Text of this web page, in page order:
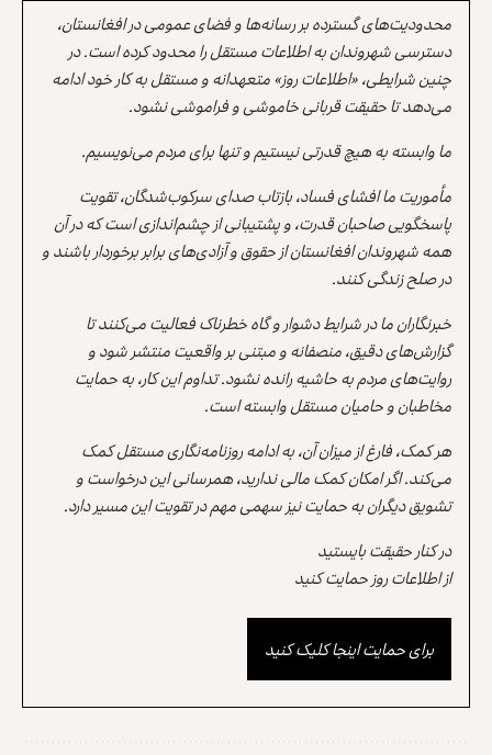
محدودیت‌های گسترده بر رسانه‌ها و فضای عمومی در افغانستان،
دسترسی شهروندان به اطلاعات مستقل را محدود کرده است. در
چنین شرایطی، «اطلاعات روز» متعهدانه و مستقل به کار خود ادامه
می‌دهد تا حقیقت قربانی خاموشی و فراموشی نشود.
ما وابسته به هیچ قدرتی نیستیم و تنها برای مردم می‌نویسیم.
مأموریت ما افشای فساد، بازتاب صدای سرکوب‌شدگان، تقویت
پاسخگویی صاحبان قدرت، و پشتیبانی از چشم‌اندازی است که در آن
همه شهروندان افغانستان از حقوق و آزادی‌های برابر برخوردار باشند و
در صلح زندگی کنند.
خبرنگاران ما در شرایط دشوار و گاه خطرناک فعالیت می‌کنند تا
گزارش‌های دقیق، منصفانه و مبتنی بر واقعیت منتشر شود و
روایت‌های مردم به حاشیه رانده نشود. تداوم این کار، به حمایت
مخاطبان و حامیان مستقل وابسته است.
هر کمک، فارغ از میزان آن، به ادامه روزنامه‌نگاری مستقل کمک
می‌کند. اگر امکان کمک مالی ندارید، همرسانی این درخواست و
تشویق دیگران به حمایت نیز سهمی مهم در تقویت این مسیر دارد.
در کنار حقیقت بایستید
از اطلاعات روز حمایت کنید
برای حمایت اینجا کلیک کنید